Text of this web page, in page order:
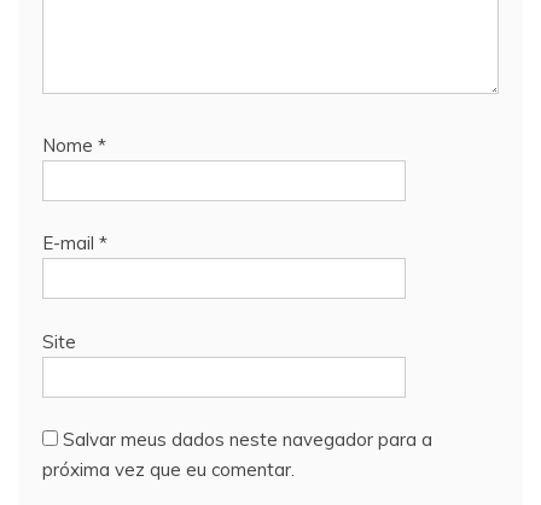
Nome *
E-mail *
Site
Salvar meus dados neste navegador para a
próxima vez que eu comentar.